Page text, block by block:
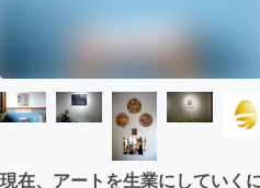
CAMPFIREふるさと納税
現在、アートを生業にしていく